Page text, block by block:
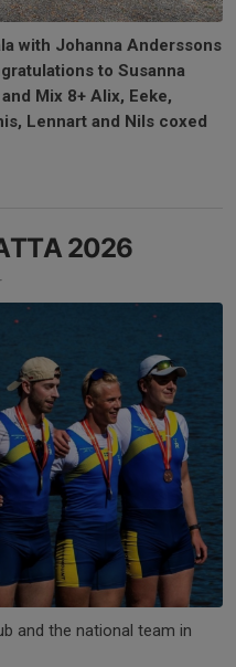
with Johanna Anderssons
to Susanna
Mix 8+ Alix, Eeke,
Lennart and Nils coxed
2026
and the national team in